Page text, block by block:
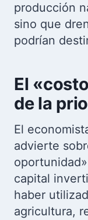
producción
sino que
podrían
El
de la
El
advierte
capital
haber
agricultura,